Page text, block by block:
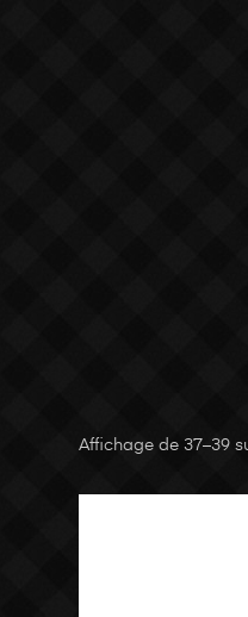
Affichage de 37–39